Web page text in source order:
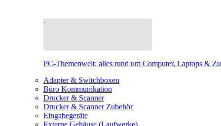
PC-Themenwelt: alles rund um Computer, Laptops &
Adapter & Switchboxen
Büro Kommunikation
Drucker & Scanner
Drucker & Scanner Zubehör
Eingabegeräte
Externe Gehäuse (Laufwerke)